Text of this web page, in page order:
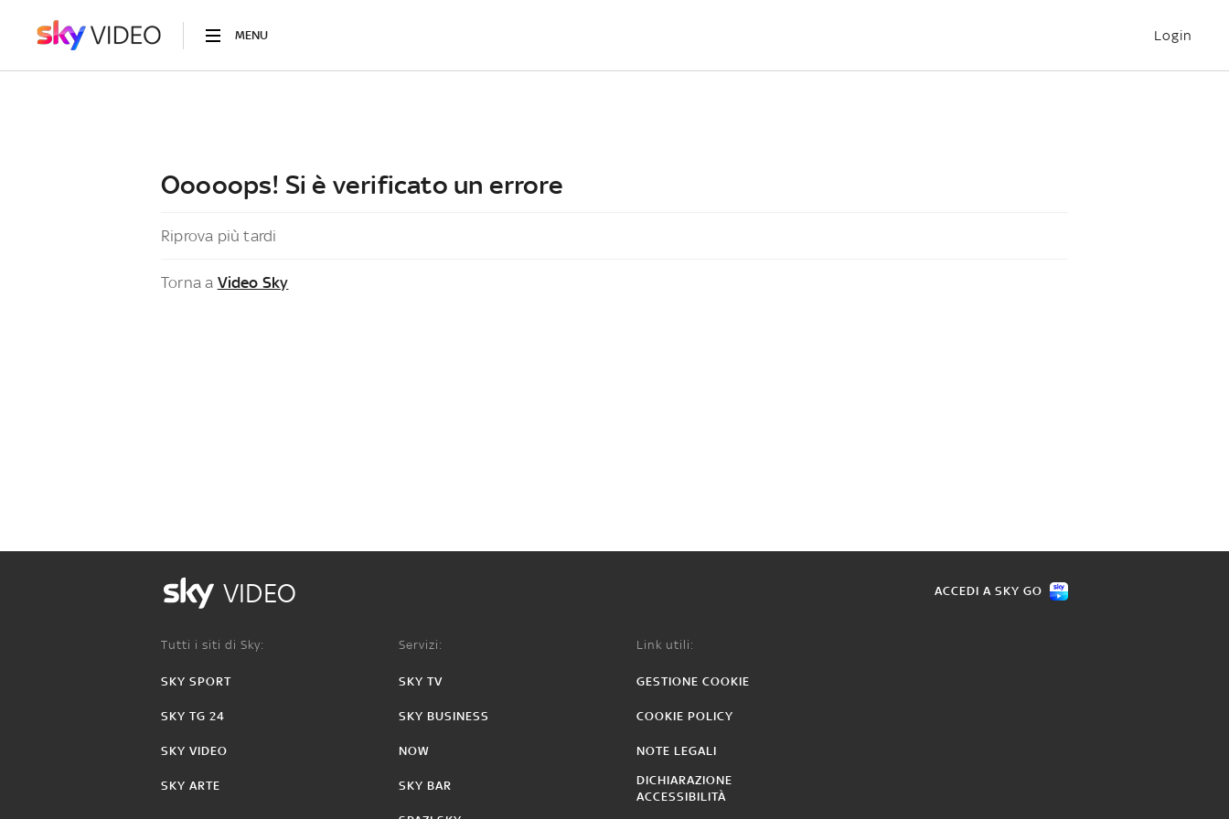
MENU Login
Ooooops! Si è verificato un errore
Riprova più tardi
Torna a Video Sky
VIDEO ACCEDI A SKY GO
Tutti i siti di Sky:
SKY SPORT
SKY TG 24
SKY VIDEO
SKY ARTE
Servizi:
SKY TV
SKY BUSINESS
NOW
SKY BAR
Link utili:
GESTIONE COOKIE
COOKIE POLICY
NOTE LEGALI
DICHIARAZIONE
ACCESSIBILITÀ